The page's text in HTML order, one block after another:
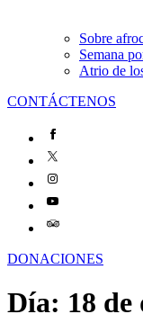
Sobre
Semana
Atrio de
CONTÁCTENOS
DONACIONES
Día: 18 de